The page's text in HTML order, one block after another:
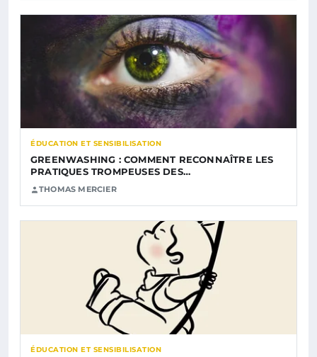
ÉDUCATION ET SENSIBILISATION
GREENWASHING : COMMENT RECONNAÎTRE LES
PRATIQUES TROMPEUSES DES…
THOMAS MERCIER
ÉDUCATION ET SENSIBILISATION